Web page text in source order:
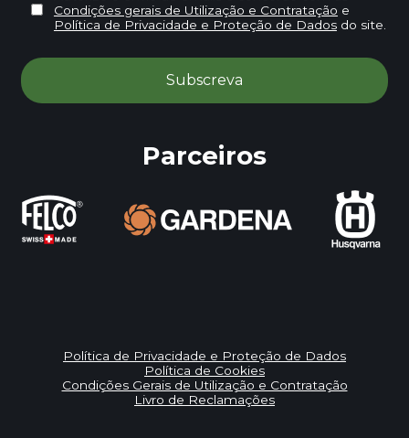
Condições gerais de Utilização e Contratação e
Política de Privacidade e Proteção de Dadosdo site.
Parceiros
Política de Privacidade e Proteção de Dados
Política de Cookies
Condições Gerais de Utilização e Contratação
Livro de Reclamações